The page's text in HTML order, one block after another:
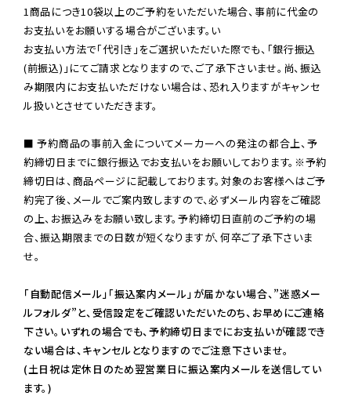
1商品につき10袋以上のご予約をいただいた場合、事前に代金の
お支払いをお願いする場合がございます。い
お支払い方法で「代引き」をご選択いただいた際でも、「銀行振込
(前振込)」にてご請求となりますので、ご了承下さいませ。尚、振込
み期限内にお支払いただけない場合は、恐れ入りますがキャンセ
ル扱いとさせていただきます。
■ 予約商品の事前入金についてメーカーへの発注の都合上、予
約締切日までに銀行振込でお支払いをお願いしております。※予約
締切日は、商品ページに記載しております。対象のお客様へはご予
約完了後、メールでご案内致しますので、必ずメール内容をご確認
の上、お振込みをお願い致します。予約締切日直前のご予約の場
合、振込期限までの日数が短くなりますが、何卒ご了承下さいま
せ。
「自動配信メール」「振込案内メール」が届かない場合、”迷惑メー
ルフォルダ”と、受信設定をご確認いただいたのち、お早めにご連絡
下さい。いずれの場合でも、予約締切日までにお支払いが確認でき
ない場合は、キャンセルとなりますのでご注意下さいませ。
(土日祝は定休日のため翌営業日に振込案内メールを送信してい
ます。)